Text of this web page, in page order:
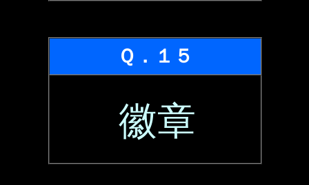
Ｑ．１５
徽章